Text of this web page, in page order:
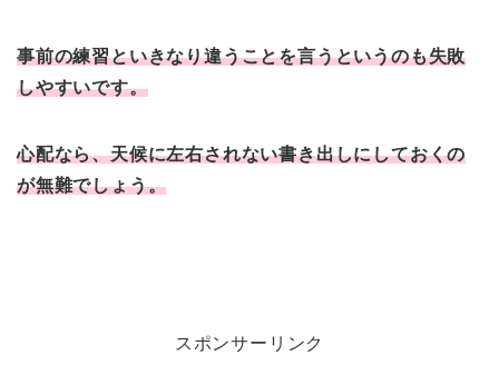
事前の練習といきなり違うことを言うというのも失敗
しやすいです。
心配なら、天候に左右されない書き出しにしておくの
が無難でしょう。
スポンサーリンク